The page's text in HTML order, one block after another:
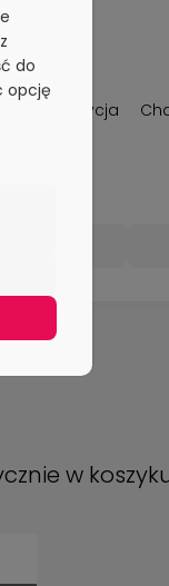
Edycja
w
do
opcję